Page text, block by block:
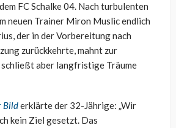
FC Schalke 04. Nach turbulenten
neuen Trainer Miron Muslic endlich
der in der Vorbereitung nach
zurückkehrte, mahnt zur
aber langfristige Träume
Bilderklärte der 32-Jährige: „Wir
kein Ziel gesetzt. Das